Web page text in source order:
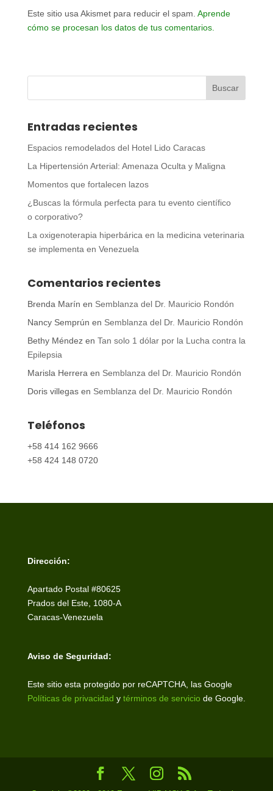
Este sitio usa Akismet para reducir el spam. Aprende
cómo se procesan los datos de tus comentarios.
Entradas recientes
Espacios remodelados del Hotel Lido Caracas
La Hipertensión Arterial: Amenaza Oculta y Maligna
Momentos que fortalecen lazos
¿Buscas la fórmula perfecta para tu evento científico
o corporativo?
La oxigenoterapia hiperbárica en la medicina veterinaria
se implementa en Venezuela
Comentarios recientes
Brenda Marín en Semblanza del Dr. Mauricio Rondón
Nancy Semprún en Semblanza del Dr. Mauricio Rondón
Bethy Méndezen Tan solo 1 dólar por la Lucha contra la
Epilepsia
Marisla Herrera en Semblanza del Dr. Mauricio Rondón
Doris villegasen Semblanza del Dr. Mauricio Rondón
Teléfonos
+58 414 162 9666
+58 424 148 0720
Dirección:
Apartado Postal #80625
Prados del Este, 1080-A
Caracas-Venezuela
Aviso de Seguridad:
Este sitio esta protegido por reCAPTCHA, las Google
Políticas de privacidad y términos de servicio de Google.